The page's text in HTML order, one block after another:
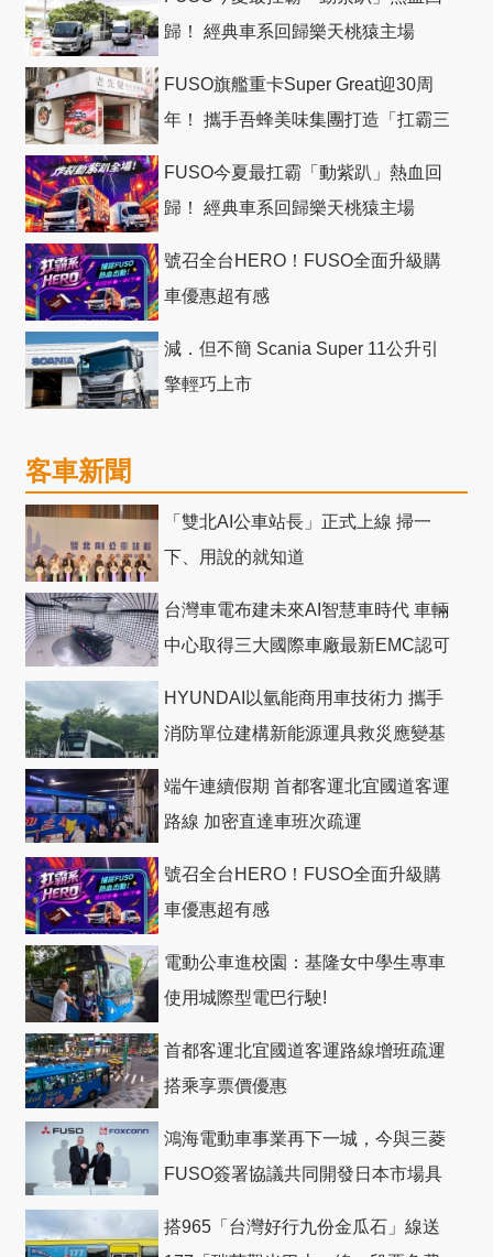
歸！ 經典車系回歸樂天桃猿主場
FUSO旗艦重卡Super Great迎30周
年！ 攜手吾蜂美味集團打造「扛霸三
FUSO今夏最扛霸「動紫趴」熱血回
歸！ 經典車系回歸樂天桃猿主場
號召全台HERO！FUSO全面升級購
車優惠超有感
減．但不簡 Scania Super 11公升引
擎輕巧上市
客車新聞
「雙北AI公車站長」正式上線 掃一
下、用說的就知道
台灣車電布建未來AI智慧車時代 車輛
中心取得三大國際車廠最新EMC認可
HYUNDAI以氫能商用車技術力 攜手
消防單位建構新能源運具救災應變基
端午連續假期 首都客運北宜國道客運
路線 加密直達車班次疏運
號召全台HERO！FUSO全面升級購
車優惠超有感
電動公車進校園：基隆女中學生專車
使用城際型電巴行駛!
首都客運北宜國道客運路線增班疏運
搭乘享票價優惠
鴻海電動車事業再下一城，今與三菱
FUSO簽署協議共同開發日本市場具
搭965「台灣好行九份金瓜石」線送